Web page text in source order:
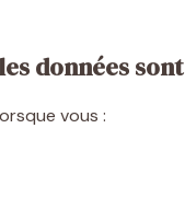
données
vous :